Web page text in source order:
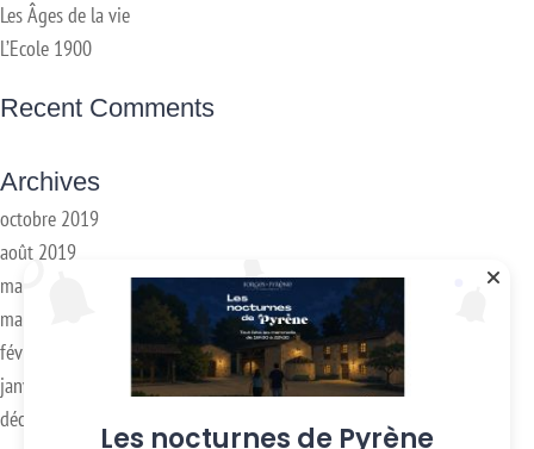
Les Âges de la vie
L’Ecole 1900
Recent Comments
Archives
octobre 2019
août 2019
mai 2019
mars 2018
février 2018
janvier 2017
décembre 2016
Les nocturnes de Pyrène